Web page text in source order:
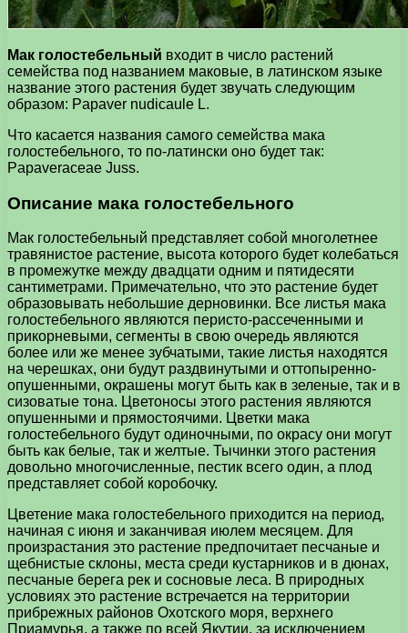
Мак голостебельный входит в число растений
семейства под названием маковые, в латинском языке
название этого растения будет звучать следующим
образом: Papaver nudicaule L.
Что касается названия самого семейства мака
голостебельного, то по-латински оно будет так:
Papaveraceae Juss.
Описание мака голостебельного
Мак голостебельный представляет собой многолетнее
травянистое растение, высота которого будет колебаться
в промежутке между двадцати одним и пятидесяти
сантиметрами. Примечательно, что это растение будет
образовывать небольшие дерновинки. Все листья мака
голостебельного являются перисто-рассеченными и
прикорневыми, сегменты в свою очередь являются
более или же менее зубчатыми, такие листья находятся
на черешках, они будут раздвинутыми и оттопыренно-
опушенными, окрашены могут быть как в зеленые, так и в
сизоватые тона. Цветоносы этого растения являются
опушенными и прямостоячими. Цветки мака
голостебельного будут одиночными, по окрасу они могут
быть как белые, так и желтые. Тычинки этого растения
довольно многочисленные, пестик всего один, а плод
представляет собой коробочку.
Цветение мака голостебельного приходится на период,
начиная с июня и заканчивая июлем месяцем. Для
произрастания это растение предпочитает песчаные и
щебнистые склоны, места среди кустарников и в дюнах,
песчаные берега рек и сосновые леса. В природных
условиях это растение встречается на территории
прибрежных районов Охотского моря, верхнего
Приамурья, а также по всей Якутии, за исключением